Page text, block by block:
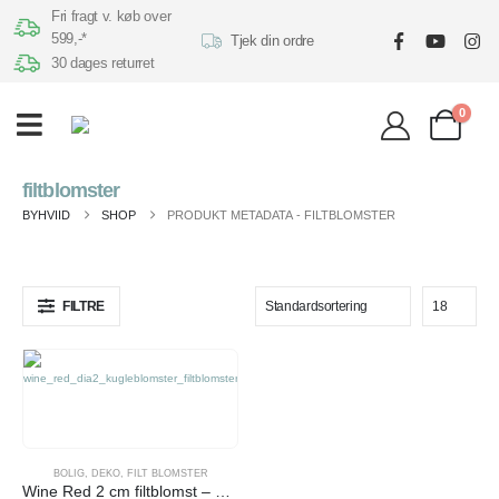
Fri fragt v. køb over
599,-*
30 dages returret
Tjek din ordre
0
filtblomster
BYHVIID SHOP PRODUKT METADATA - FILTBLOMSTER
FILTRE
BOLIG, DEKO, FILT BLOMSTER
Wine Red 2 cm filtblomst – En Gry og Sif